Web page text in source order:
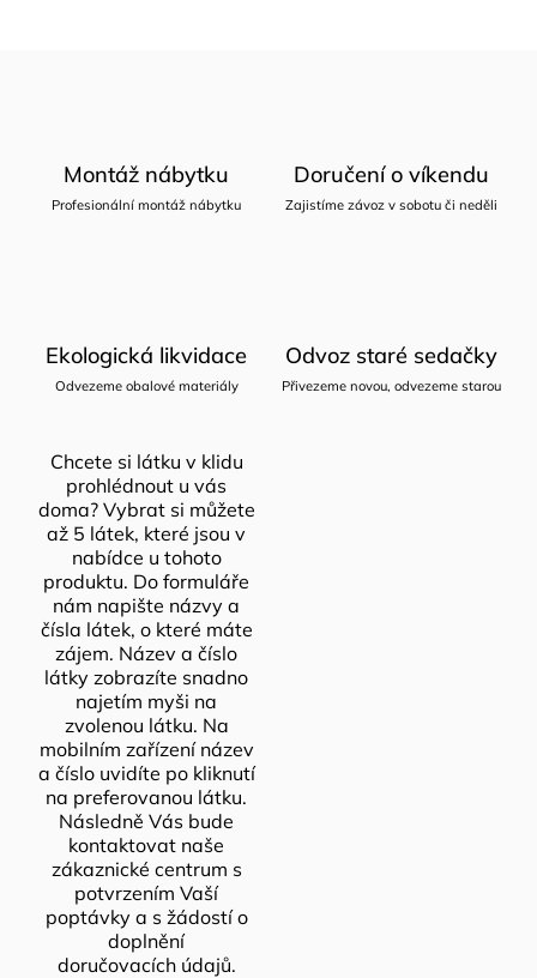
Montáž nábytku
Profesionální montáž nábytku
Doručení o víkendu
Zajistíme závoz v sobotu či neděli
Ekologická likvidace
Odvezeme obalové materiály
Odvoz staré sedačky
Přivezeme novou, odvezeme starou
Chcete si látku v klidu
prohlédnout u vás
doma? Vybrat si můžete
až 5 látek, které jsou v
nabídce u tohoto
produktu. Do formuláře
nám napište názvy a
čísla látek, o které máte
zájem. Název a číslo
látky zobrazíte snadno
najetím myši na
zvolenou látku. Na
mobilním zařízení název
a číslo uvidíte po kliknutí
na preferovanou látku.
Následně Vás bude
kontaktovat naše
zákaznické centrum s
potvrzením Vaší
poptávky a s žádostí o
doplnění
doručovacích údajů.